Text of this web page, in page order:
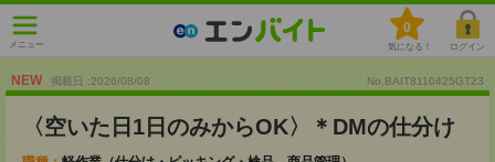
メニュー
0
気になる！ ログイン
NEW 掲載日 :2026/08/08 No.BAIT8110425GT23
〈空いた日1日のみからOK〉＊DMの仕分け